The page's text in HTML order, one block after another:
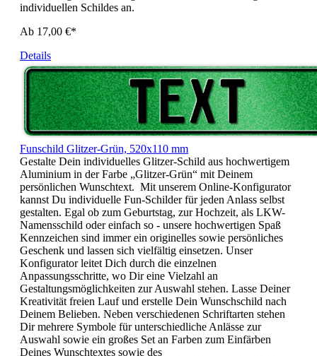
individuellen Schildes an.
Ab 17,00 €*
Details
Funschild Glitzer-Grün, 520x110 mm
Gestalte Dein individuelles Glitzer-Schild aus hochwertigem
Aluminium in der Farbe „Glitzer-Grün“ mit Deinem
persönlichen Wunschtext. Mit unserem Online-Konfigurator
kannst Du individuelle Fun-Schilder für jeden Anlass selbst
gestalten. Egal ob zum Geburtstag, zur Hochzeit, als LKW-
Namensschild oder einfach so - unsere hochwertigen Spaß
Kennzeichen sind immer ein originelles sowie persönliches
Geschenk und lassen sich vielfältig einsetzen. Unser
Konfigurator leitet Dich durch die einzelnen
Anpassungsschritte, wo Dir eine Vielzahl an
Gestaltungsmöglichkeiten zur Auswahl stehen. Lasse Deiner
Kreativität freien Lauf und erstelle Dein Wunschschild nach
Deinem Belieben. Neben verschiedenen Schriftarten stehen
Dir mehrere Symbole für unterschiedliche Anlässe zur
Auswahl sowie ein großes Set an Farben zum Einfärben
Deines Wunschtextes sowie des